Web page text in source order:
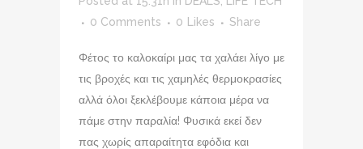
0 Comments
0 Likes Share
Φέτος το καλοκαίρι μας τα χαλάει λίγο με
τις βροχές και τις χαμηλές θερμοκρασίες
αλλά όλοι ξεκλέβουμε κάποια μέρα να
πάμε στην παραλία! Φυσικά εκεί δεν
πας χωρίς απαραίτητα εφόδια και